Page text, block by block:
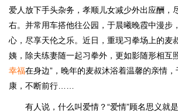
爱人放下手头杂务，孝顺儿女减少外出应酬，
右。并常用车搭他往公园，于晨曦晚霞中漫步
心，尽享天伦之乐。近日，重现习拳场上的麦
姨，除夫练妻随一起习拳外，更如影随形相互
幸福在身边”，晚年的麦叔沐浴着温馨的亲情，
康，不断前行……
有人说，什么叫爱情？“爱情”顾名思义就